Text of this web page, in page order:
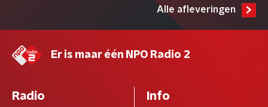
Alle afleveringen
Er is maar één NPO Radio 2
Radio Info